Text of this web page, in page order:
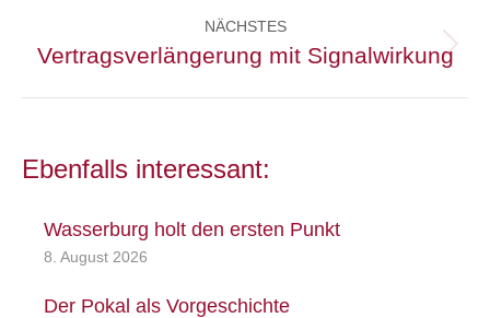
NÄCHSTES
Nächster
Vertragsverlängerung mit Signalwirkung
Ebenfalls interessant:
Wasserburg holt den ersten Punkt
8. August 2026
Der Pokal als Vorgeschichte